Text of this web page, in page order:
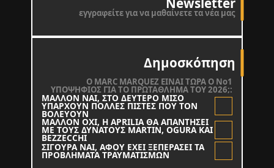
εγγραφείτε για να μαθαίνετε τα νέα μας
Δημοσκόπηση
O MARC MARQUEZ ΕΙΝΑΙ ΤΩΡΑ Ο Νο1
ΥΠΟΨΗΦΙΟΣ ΓΙΑ ΤΟ ΠΡΩΤΑΘΛΗΜΑ ΤΟΥ 2026;:
ΜΑΛΛΟΝ ΝΑΙ, ΣΤΟ ΔΕΥΤΕΡΟ ΜΙΣΟ
ΥΠΑΡΧΟΥΝ ΠΟΛΛΕΣ ΠΙΣΤΕΣ ΠΟΥ ΤΟΝ
ΒΟΛΕΥΟΥΝ
ΜΑΛΛΟΝ ΟΧΙ, Η APRILIA ΘΑ ΑΠΑΝΤΗΣΕΙ
ΜΕ ΤΟΥΣ ΔΥΝΑΤΟΥΣ MARTIN, OGURA KAI
BEZZECCHI
ΣΙΓΟΥΡΑ ΝΑΙ, ΑΦΟΥ ΕΧΕΙ ΞΕΠΕΡΑΣΕΙ ΤΑ
ΠΡΟΒΛΗΜΑΤΑ ΤΡΑΥΜΑΤΙΣΜΩΝ